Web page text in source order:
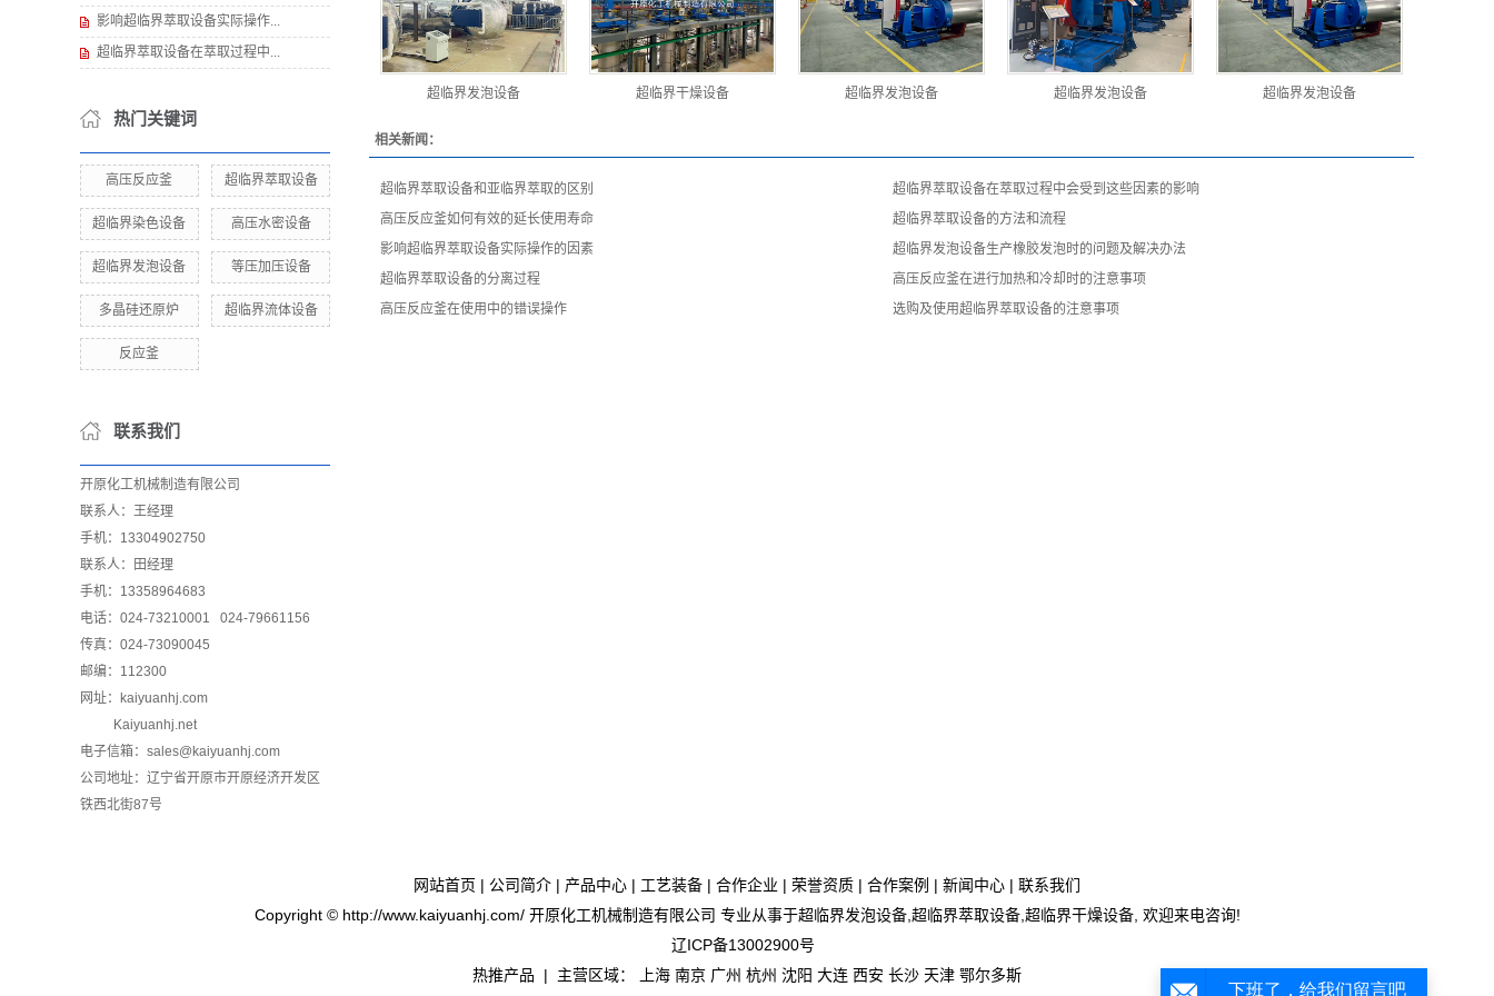
影响超临界萃取设备实际操作...
超临界萃取设备在萃取过程中...
热门关键词
高压反应釜 超临界萃取设备
超临界染色设备 高压水密设备
超临界发泡设备 等压加压设备
多晶硅还原炉 超临界流体设备
反应釜
联系我们
开原化工机械制造有限公司
联系人：王经理
手机：13304902750
联系人：田经理
手机：13358964683
电话：024-73210001 024-79661156
传真：024-73090045
邮编：112300
网址：
kaiyuanhj.com
Kaiyuanhj.net
电子信箱：sales@kaiyuanhj.com
公司地址：辽宁省开原市开原经济开发区
铁西北街87号
超临界发泡设备 超临界干燥设备 超临界发泡设备 超临界发泡设备 超临界发泡设备
相关新闻：
超临界萃取设备和亚临界萃取的区别
超临界萃取设备在萃取过程中会受到这些因素的影响
高压反应釜如何有效的延长使用寿命
超临界萃取设备的方法和流程
影响超临界萃取设备实际操作的因素
超临界发泡设备生产橡胶发泡时的问题及解决办法
超临界萃取设备的分离过程
高压反应釜在进行加热和冷却时的注意事项
高压反应釜在使用中的错误操作
选购及使用超临界萃取设备的注意事项
网站首页 | 公司简介 | 产品中心 | 工艺装备 | 合作企业 | 荣誉资质 | 合作案例 | 新闻中心 | 联系我们
Copyright © http://www.kaiyuanhj.com/ 开原化工机械制造有限公司 专业从事于超临界发泡设备, 超临界萃取设备, 超临界干燥设备, 欢迎来电咨询!
辽ICP备13002900号
热推产品 | 主营区域： 上海 南京 广州 杭州 沈阳 大连 西安 长沙 天津 鄂尔多斯